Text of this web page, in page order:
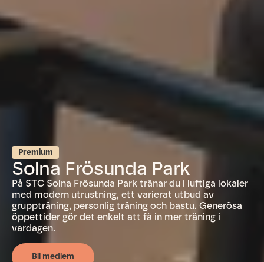
Premium
Solna Frösunda Park
På STC Solna Frösunda Park tränar du i luftiga lokaler
med modern utrustning, ett varierat utbud av
gruppträning, personlig träning och bastu. Generösa
öppettider gör det enkelt att få in mer träning i
vardagen.
Bli medlem